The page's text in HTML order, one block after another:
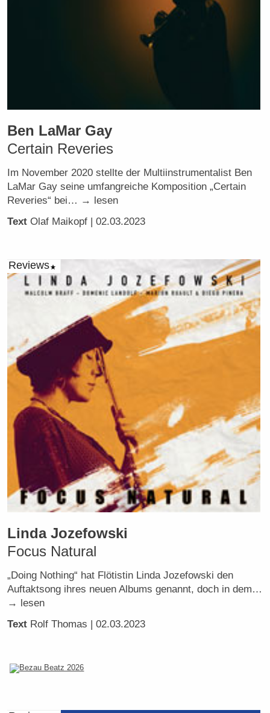
Ben LaMar Gay
Certain Reveries
Im November 2020 stellte der Multiinstrumentalist Ben
LaMar Gay seine umfangreiche Komposition „Certain
Reveries“ bei… → lesen
Text Olaf Maikopf | 02.03.2023
Reviews
Linda Jozefowski
Focus Natural
„Doing Nothing“ hat Flötistin Linda Jozefowski den
Auftaktsong ihres neuen Albums genannt, doch in dem…
→ lesen
Text Rolf Thomas | 02.03.2023